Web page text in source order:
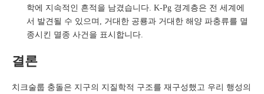
학에 지속적인 흔적을 남겼습니다. K-Pg 경계층은 전 세계에
서 발견될 수 있으며, 거대한 공룡과 거대한 해양 파충류를 멸
종시킨 멸종 사건을 표시합니다.
결론
치크술룹 충돌은 지구의 지질학적 구조를 재구성했고 우리 행성의